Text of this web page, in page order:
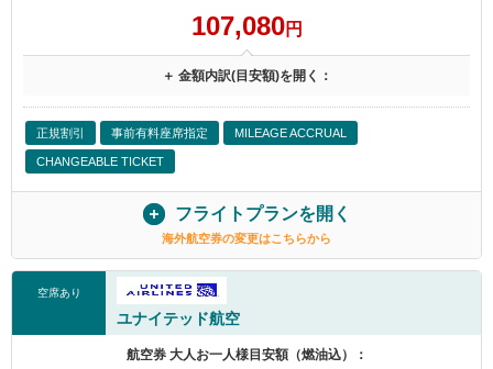
107,080円
＋ 金額内訳(目安額)を開く：
正規割引 事前有料座席指定 MILEAGE ACCRUAL
CHANGEABLE TICKET
フライトプランを開く
海外航空券の変更はこちらから
空席あり
ユナイテッド航空
航空券 大人お一人様目安額（燃油込）：